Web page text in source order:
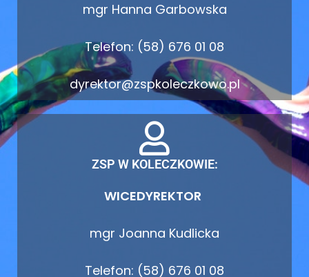
mgr Hanna Garbowska
Telefon: (58) 676 01 08
dyrektor@zspkoleczkowo.pl
ZSP W KOLECZKOWIE:
WICEDYREKTOR
mgr Joanna Kudlicka
Telefon: (58) 676 01 08